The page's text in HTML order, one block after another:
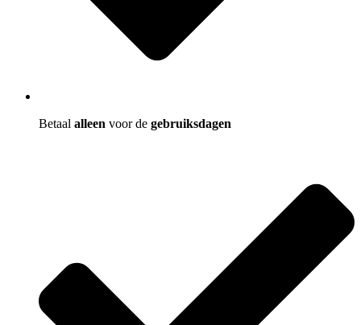
Betaal alleen voor de gebruiksdagen